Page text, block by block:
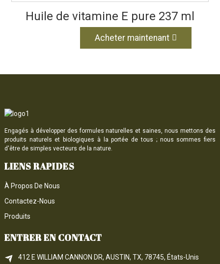
Huile de vitamine E pure 237 ml
Acheter maintenant
Engagés à développer des formules naturelles et saines, nous mettons des
produits naturels et biologiques à la portée de tous ; nous sommes fiers
d'être de simples vecteurs de la nature.
LIENS RAPIDES
À Propos De Nous
Contactez-Nous
Produits
ENTRER EN CONTACT
412 E WILLIAM CANNON DR, AUSTIN, TX, 78745, États-Unis